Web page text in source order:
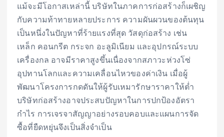
แม้จะมีโอกาสเหล่านี้ บริษัทในภาคการก่อสร้างก็เผชิญ
กับความท้าทายหลายประการ ความผันผวนของต้นทุน
เป็นหนึ่งในปัญหาที่ร้ายแรงที่สุด วัสดุก่อสร้าง เช่น
เหล็ก คอนกรีต กระจก อะลูมิเนียม และอุปกรณ์ระบบ
เครื่องกล อาจมีราคาสูงขึ้นเนื่องจากสภาวะห่วงโซ่
อุปทานโลกและความเคลื่อนไหวของค่าเงิน เมื่อผู้
พัฒนาโครงการกดดันให้ผู้รับเหมารักษาราคาให้ต่ำ
บริษัทก่อสร้างอาจประสบปัญหาในการปกป้องอัตรา
กำไร การเจรจาสัญญาอย่างรอบคอบและแผนการจัด
ซื้อที่ยืดหยุ่นจึงเป็นสิ่งจำเป็น